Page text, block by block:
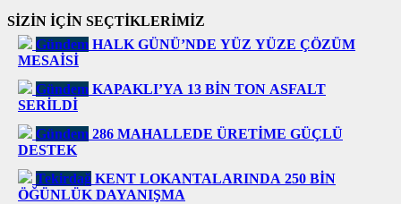
SİZİN İÇİN SEÇTİKLERİMİZ
Gündem HALK GÜNÜ’NDE YÜZ YÜZE ÇÖZÜM
MESAİSİ
Gündem KAPAKLI’YA 13 BİN TON ASFALT
SERİLDİ
Gündem 286 MAHALLEDE ÜRETİME GÜÇLÜ
DESTEK
Tekirdağ KENT LOKANTALARINDA 250 BİN
ÖĞÜNLÜK DAYANIŞMA